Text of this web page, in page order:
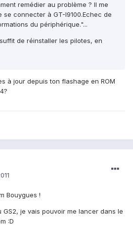
remédier au problème ? Il me
se connecter à GT-I9100.Echec de
du périphérique."...
de réinstaller les pilotes, en
à jour depuis ton flashage en ROM
Bouygues !
je vais pouvoir me lancer dans le
:D